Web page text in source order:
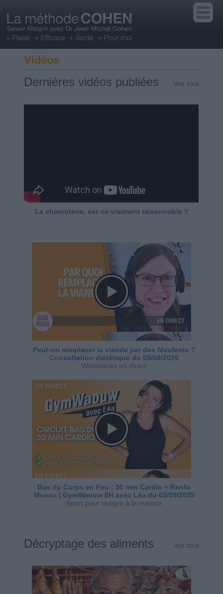
Vidéos
Dernières vidéos publiées Voir tout
La charcuterie, est-ce vraiment raisonnable ?
Peut-on remplacer la viande par des féculents ?
Consultation diététique du 05/08/2026
Webinaires en direct
Bas du Corps en Feu : 30 min Cardio + Renfo
Muscu | GymWaouw 8H avec Léa du 03/09/2025
Sport pour maigrir à la maison
Décryptage des aliments Voir tout